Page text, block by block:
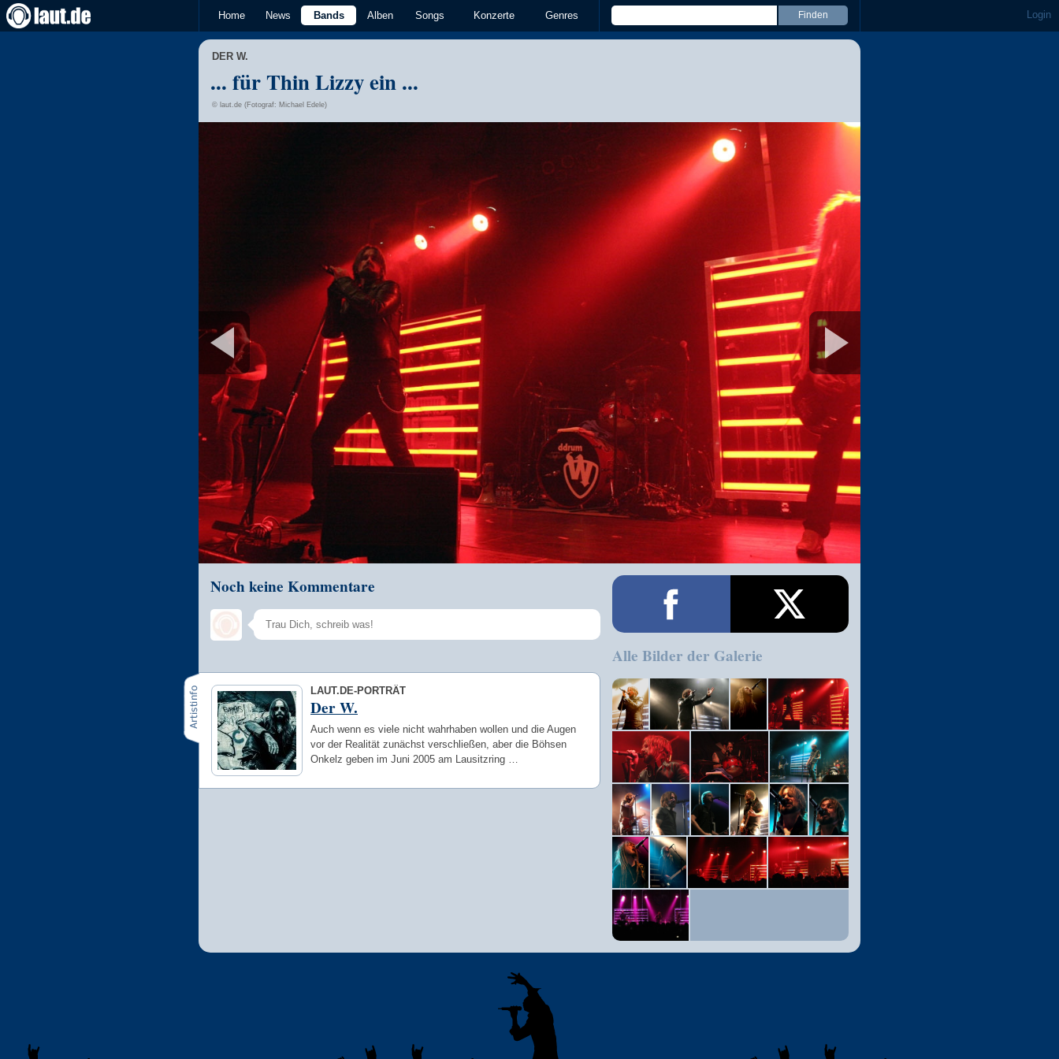
Home News Bands Alben Songs Konzerte Genres Login
DER W.
... für Thin Lizzy ein ...
© laut.de (Fotograf: Michael Edele)
Noch keine Kommentare
LAUT.DE-PORTRÄT
Der W.
Auch wenn es viele nicht wahrhaben wollen und die Augen
vor der Realität zunächst verschließen, aber die Böhsen
Onkelz geben im Juni 2005 am Lausitzring …
Alle Bilder der Galerie